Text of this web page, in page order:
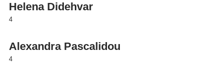
Helena Didehvar
4
Alexandra Pascalidou
4